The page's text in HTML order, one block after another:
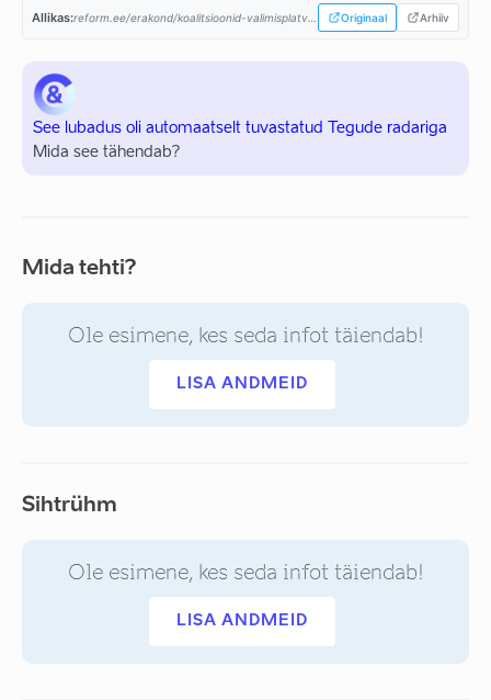
Allikas: Originaal Arhiiv
See lubadus oli automaatselt tuvastatud Tegude radariga
Mida see tähendab?
Mida tehti?
Ole esimene, kes seda infot täiendab!
LISA ANDMEID
Sihtrühm
Ole esimene, kes seda infot täiendab!
LISA ANDMEID